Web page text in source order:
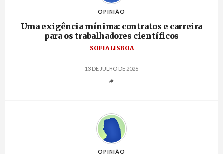
OPINIÃO
Uma exigência mínima: contratos e carreira
para os trabalhadores científicos
SOFIA LISBOA
13 DE JULHO DE 2026
OPINIÃO